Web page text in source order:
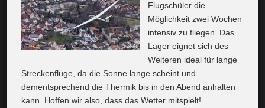
Flugschüler die
Möglichkeit zwei Wochen
intensiv zu fliegen. Das
Lager eignet sich des
Weiteren ideal für lange
Streckenflüge, da die Sonne lange scheint und
dementsprechend die Thermik bis in den Abend anhalten
kann. Hoffen wir also, dass das Wetter mitspielt!